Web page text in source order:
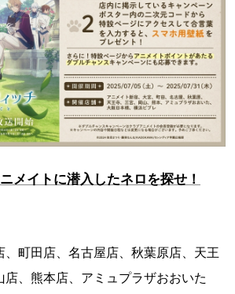
メイトに潜入したネロを探せ！
、町田店、名古屋店、秋葉原店、天王
、熊本店、アミュプラザおおいた